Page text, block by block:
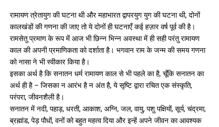
रामायण त्रेतायुग की घटना थी और महाभारत द्वापरयुग युग की घटना थी, दोनों
कालखंडों की गणना की जाए तो ये दोनों ही घटनाएँ कई हज़ार वर्ष पूर्व की है।
रामसेतु प्रमाण के रूप में आज भी छिन्न भिन्न अवस्था में ही सही परंतु रामायण
काल की अपनी प्रमाणिकता को दर्शाता है। भगवान राम के जन्म की समय गणना
को नासा ने भी स्वीकार किया है।
इसका अर्थ है कि सनातन धर्म रामायण काल से भी पहले का है, चूँकि सनातन का
अर्थ ही है – जिसका न आरंभ है न अंत है, ये सृष्टि द्वारा रचित एक संस्कृति,
परंपरा, जीवनशैली है।
सनातन में नदी, पहाड़, धरती, आकाश, अग्नि, जल, वायु, पशु पक्षियों, सूर्य, चंद्रमा,
ब्रह्मांड, पेड़ पौधों, वनों को बहुत महत्व दिया और इन्हें अपने जीवन का आवश्यक